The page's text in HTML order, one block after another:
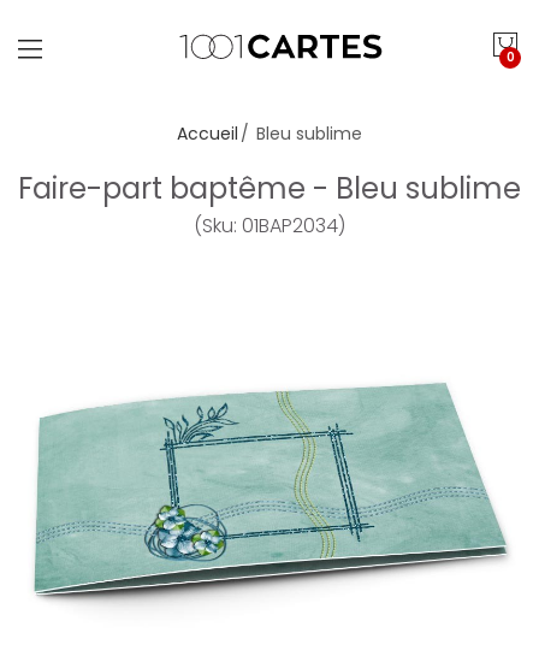
0
Accueil Bleu sublime
Faire-part baptême - Bleu sublime
(Sku: 01BAP2034)